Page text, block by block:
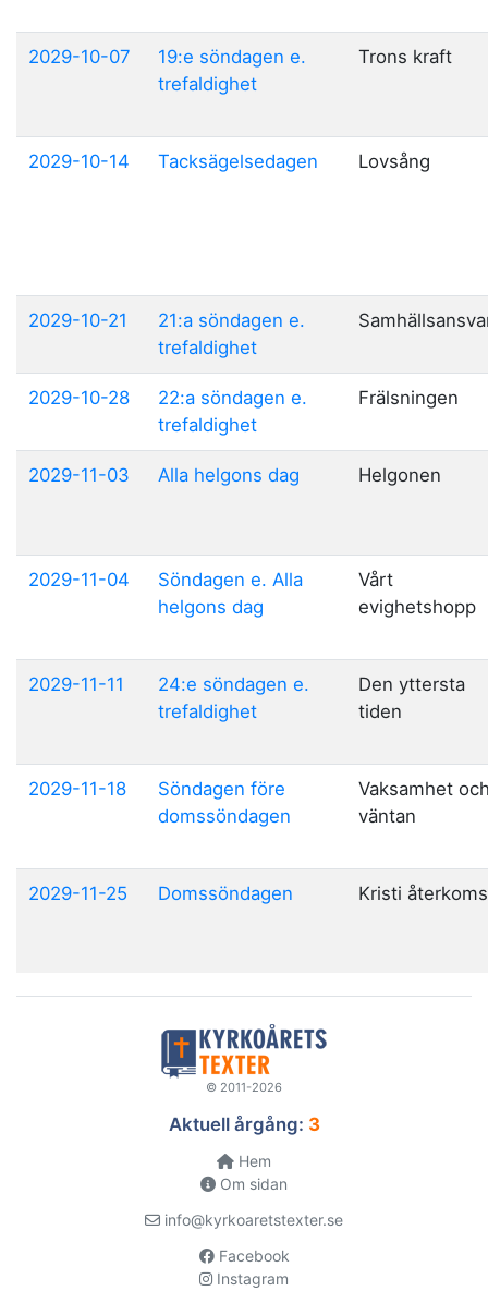
2029-10-07
19:e söndagen e.
trefaldighet
Trons kraft
2029-10-14 Tacksägelsedagen Lovsång
2029-10-21
21:a söndagen e.
trefaldighet
2029-10-28
22:a söndagen e.
trefaldighet
Frälsningen
2029-11-03 Alla helgons dag Helgonen
2029-11-04
Söndagen e. Alla
helgons dag
Vårt
evighetshopp
2029-11-11
24:e söndagen e.
trefaldighet
Den yttersta
tiden
2029-11-18
Söndagen före
domssöndagen
Vaksamhet
väntan
2029-11-25 Domssöndagen Kristi
© 2011-2026
Aktuell årgång: 3
Hem
Om sidan
info@kyrkoaretstexter.se
Facebook
Instagram